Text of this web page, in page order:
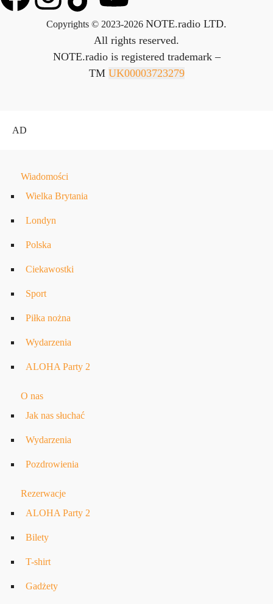
Copyrights © 2023-2026 NOTE.radio LTD.
All rights reserved.
NOTE.radio is registered trademark –
TM UK00003723279
AD
Wiadomości
Wielka Brytania
Londyn
Polska
Ciekawostki
Sport
Piłka nożna
Wydarzenia
ALOHA Party 2
O nas
Jak nas słuchać
Wydarzenia
Pozdrowienia
Rezerwacje
ALOHA Party 2
Bilety
T-shirt
Gadżety